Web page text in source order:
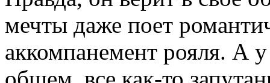
мечты даже поет
аккомпанемент рояля. А